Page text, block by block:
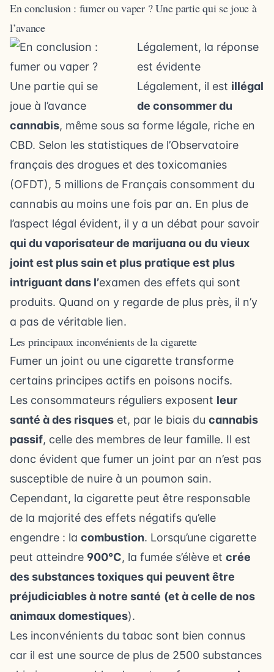
En conclusion : fumer ou vaper ? Une partie qui se joue à
l’avance
Légalement, la réponse
est évidente
Légalement, il est illégal
de consommer du
cannabis, même sous sa forme légale, riche en
CBD. Selon les statistiques de l’Observatoire
français des drogues et des toxicomanies
(OFDT), 5 millions de Français consomment du
cannabis au moins une fois par an. En plus de
l’aspect légal évident, il y a un débat pour savoir
qui du vaporisateur de marijuana ou du vieux
joint est plus sain et plus pratique est plus
intriguant dans l’examen des effets qui sont
produits. Quand on y regarde de plus près, il n’y
a pas de véritable lien.
Les principaux inconvénients de la cigarette
Fumer un joint ou une cigarette transforme
certains principes actifs en poisons nocifs.
Les consommateurs réguliers exposent leur
santé à des risques et, par le biais du cannabis
passif, celle des membres de leur famille. Il est
donc évident que fumer un joint par an n’est pas
susceptible de nuire à un poumon sain.
Cependant, la cigarette peut être responsable
de la majorité des effets négatifs qu’elle
engendre : la combustion. Lorsqu’une cigarette
peut atteindre 900°C, la fumée s’élève et crée
des substances toxiques qui peuvent être
préjudiciables à notre santé (et à celle de nos
animaux domestiques).
Les inconvénients du tabac sont bien connus
car il est une source de plus de 2500 substances